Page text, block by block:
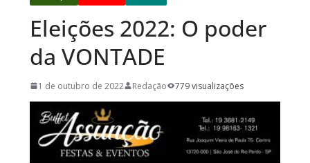
Eleições 2022: O poder
da VONTADE
1 de outubro de 2022 Redação 779 visualizações